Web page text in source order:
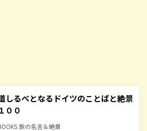
しるべとなるドイツのことばと絶景
００
旅の名言＆絶景